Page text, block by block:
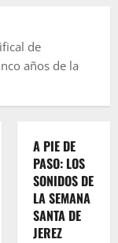
de
años de la
A PIE DE
PASO: LOS
SONIDOS DE
LA SEMANA
SANTA DE
JEREZ